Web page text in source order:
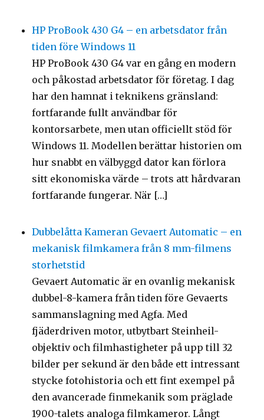
HP ProBook 430 G4 – en arbetsdator från
tiden före Windows 11
HP ProBook 430 G4 var en gång en modern
och påkostad arbetsdator för företag. I dag
har den hamnat i teknikens gränsland:
fortfarande fullt användbar för
kontorsarbete, men utan officiellt stöd för
Windows 11. Modellen berättar historien om
hur snabbt en välbyggd dator kan förlora
sitt ekonomiska värde – trots att hårdvaran
fortfarande fungerar. När […]
Dubbelåtta Kameran Gevaert Automatic – en
mekanisk filmkamera från 8 mm-filmens
storhetstid
Gevaert Automatic är en ovanlig mekanisk
dubbel-8-kamera från tiden före Gevaerts
sammanslagning med Agfa. Med
fjäderdriven motor, utbytbart Steinheil-
objektiv och filmhastigheter på upp till 32
bilder per sekund är den både ett intressant
stycke fotohistoria och ett fint exempel på
den avancerade finmekanik som präglade
1900-talets analoga filmkameror. Långt